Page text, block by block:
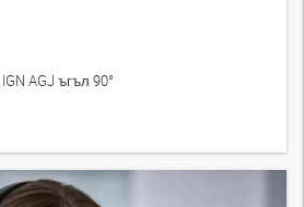
AGJ ъгъл 90°